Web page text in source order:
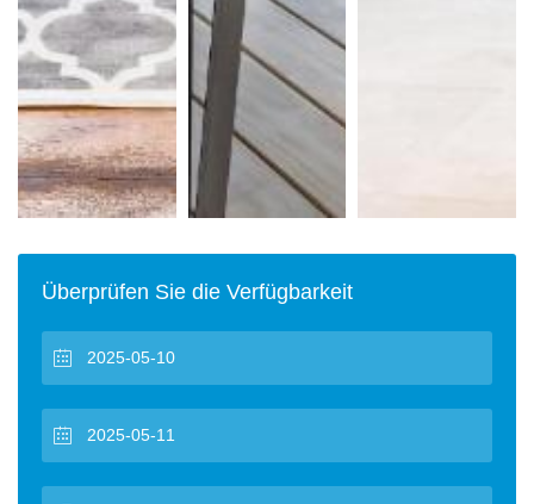
Überprüfen Sie die Verfügbarkeit